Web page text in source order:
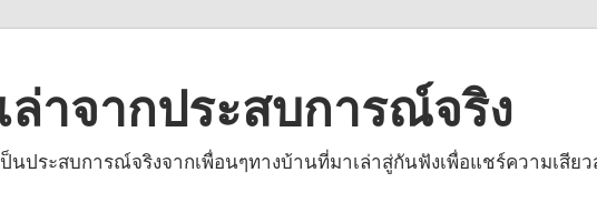
ล่าจากประสบการณ์จริง
ป็นประสบการณ์จริงจากเพื่อนๆทางบ้านที่มาเล่าสู่กันฟังเพื่อแชร์ความเสี